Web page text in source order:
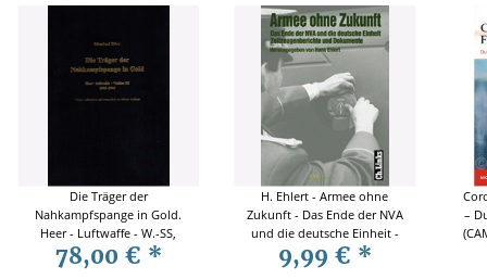
Die Träger der
Nahkampfspange in Gold.
Heer - Luftwaffe - W.-SS,
Manfred Dörr
78,00 € *
H. Ehlert - Armee ohne
Zukunft - Das Ende der NVA
und die deutsche Einheit -
Zeitzeugenberichte und
Dokumente
9,99 € *
–